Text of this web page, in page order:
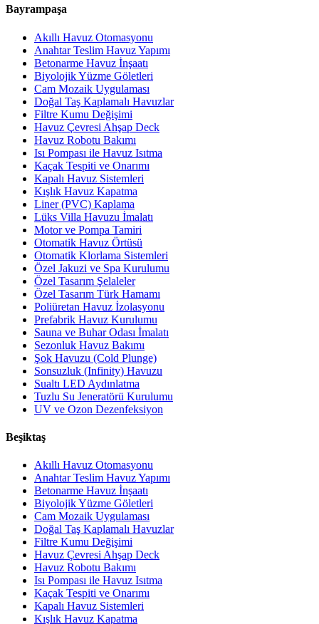
Bayrampaşa
Akıllı Havuz Otomasyonu
Anahtar Teslim Havuz Yapımı
Betonarme Havuz İnşaatı
Biyolojik Yüzme Göletleri
Cam Mozaik Uygulaması
Doğal Taş Kaplamalı Havuzlar
Filtre Kumu Değişimi
Havuz Çevresi Ahşap Deck
Havuz Robotu Bakımı
Isı Pompası ile Havuz Isıtma
Kaçak Tespiti ve Onarımı
Kapalı Havuz Sistemleri
Kışlık Havuz Kapatma
Liner (PVC) Kaplama
Lüks Villa Havuzu İmalatı
Motor ve Pompa Tamiri
Otomatik Havuz Örtüsü
Otomatik Klorlama Sistemleri
Özel Jakuzi ve Spa Kurulumu
Özel Tasarım Şelaleler
Özel Tasarım Türk Hamamı
Poliüretan Havuz İzolasyonu
Prefabrik Havuz Kurulumu
Sauna ve Buhar Odası İmalatı
Sezonluk Havuz Bakımı
Şok Havuzu (Cold Plunge)
Sonsuzluk (Infinity) Havuzu
Sualtı LED Aydınlatma
Tuzlu Su Jeneratörü Kurulumu
UV ve Ozon Dezenfeksiyon
Beşiktaş
Akıllı Havuz Otomasyonu
Anahtar Teslim Havuz Yapımı
Betonarme Havuz İnşaatı
Biyolojik Yüzme Göletleri
Cam Mozaik Uygulaması
Doğal Taş Kaplamalı Havuzlar
Filtre Kumu Değişimi
Havuz Çevresi Ahşap Deck
Havuz Robotu Bakımı
Isı Pompası ile Havuz Isıtma
Kaçak Tespiti ve Onarımı
Kapalı Havuz Sistemleri
Kışlık Havuz Kapatma